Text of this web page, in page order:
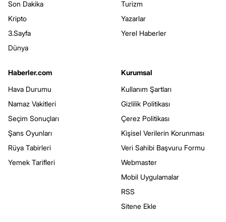
Son Dakika
Kripto
3.Sayfa
Dünya
Turizm
Yazarlar
Yerel Haberler
Haberler.com
Hava Durumu
Namaz Vakitleri
Seçim Sonuçları
Şans Oyunları
Rüya Tabirleri
Yemek Tarifleri
Kurumsal
Kullanım Şartları
Gizlilik Politikası
Çerez Politikası
Kişisel Verilerin Korunması
Veri Sahibi Başvuru Formu
Webmaster
Mobil Uygulamalar
RSS
Sitene Ekle